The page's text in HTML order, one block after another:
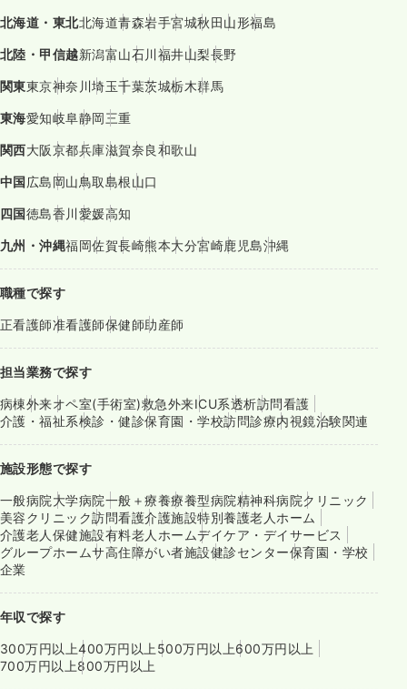
北海道・東北北海道青森岩手宮城秋田山形福島
北陸・甲信越新潟富山石川福井山梨長野
関東東京神奈川埼玉千葉茨城栃木群馬
東海愛知岐阜静岡三重
関西大阪京都兵庫滋賀奈良和歌山
中国広島岡山鳥取島根山口
四国徳島香川愛媛高知
九州・沖縄福岡佐賀長崎熊本大分宮崎鹿児島沖縄
職種で探す
正看護師准看護師保健師助産師
担当業務で探す
病棟外来オペ室(手術室)救急外来ICU系透析訪問看護
介護・福祉系検診・健診保育園・学校訪問診療内視鏡治験関連
施設形態で探す
一般病院大学病院一般＋療養療養型病院精神科病院クリニック
美容クリニック訪問看護介護施設特別養護老人ホーム
介護老人保健施設有料老人ホームデイケア・デイサービス
グループホームサ高住障がい者施設健診センター保育園・学校
企業
年収で探す
300万円以上400万円以上 500万円以上600万円以上
700万円以上800万円以上